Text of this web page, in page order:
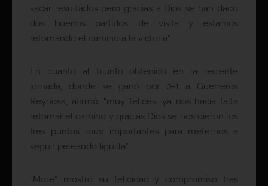
sacar resultados pero gracias a Dios se han dado
dos buenos partidos de visita y estamos
retomando el camino a la victoria”.
En cuanto al triunfo obtenido en la reciente
jornada, donde se ganó por 0-1 a Guerreros
Reynosa, afirmó, “muy felices, ya nos hacía falta
retomar el camino y gracias Dios se nos dieron los
tres puntos muy importantes para meternos a
seguir peleando liguilla”.
“More” mostró su felicidad y compromiso tras